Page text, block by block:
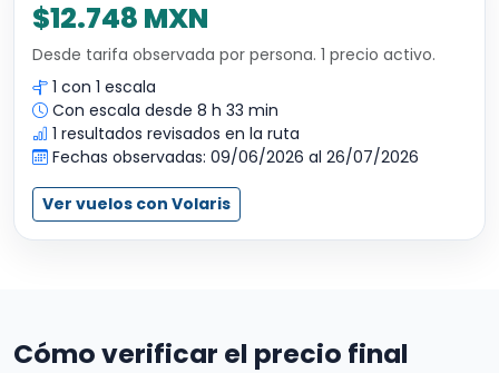
$12.748 MXN
Desde tarifa observada por persona. 1 precio activo.
1 con 1 escala
Con escala desde 8 h 33 min
1 resultados revisados en la ruta
Fechas observadas: 09/06/2026 al 26/07/2026
Ver vuelos con Volaris
Cómo verificar el precio final